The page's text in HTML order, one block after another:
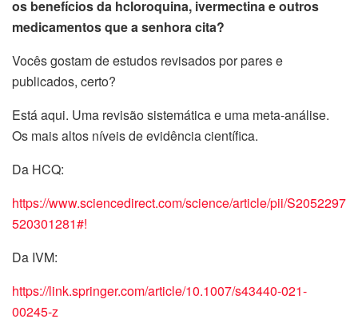
os benefícios da hcloroquina, ivermectina e outros
medicamentos que a senhora cita?
Vocês gostam de estudos revisados por pares e
publicados, certo?
Está aqui. Uma revisão sistemática e uma meta-análise.
Os mais altos níveis de evidência científica.
Da HCQ:
https://www.sciencedirect.com/science/article/pii/S2052297
520301281#!
Da IVM:
https://link.springer.com/article/10.1007/s43440-021-
00245-z